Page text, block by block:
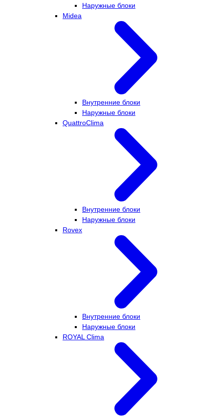
Наружные блоки
Midea
Внутренние блоки
Наружные блоки
QuattroClima
Внутренние блоки
Наружные блоки
Rovex
Внутренние блоки
Наружные блоки
ROYAL Clima